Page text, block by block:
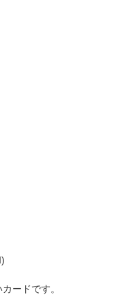
ードです。